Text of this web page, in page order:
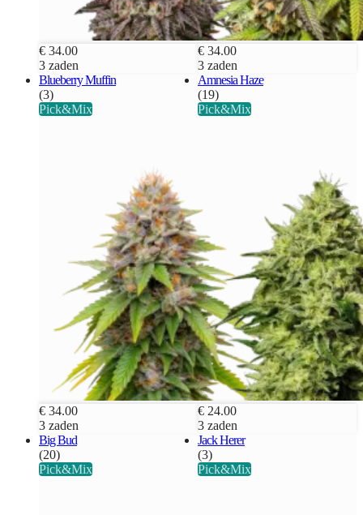
€ 34.00
3 zaden
€ 34.00
3 zaden
Blueberry Muffin
(3)
Pick&Mix
€ 34.00
3 zaden
Amnesia Haze
(19)
Pick&Mix
€ 24.00
3 zaden
Big Bud
(20)
Pick&Mix
Jack Herer
(3)
Pick&Mix